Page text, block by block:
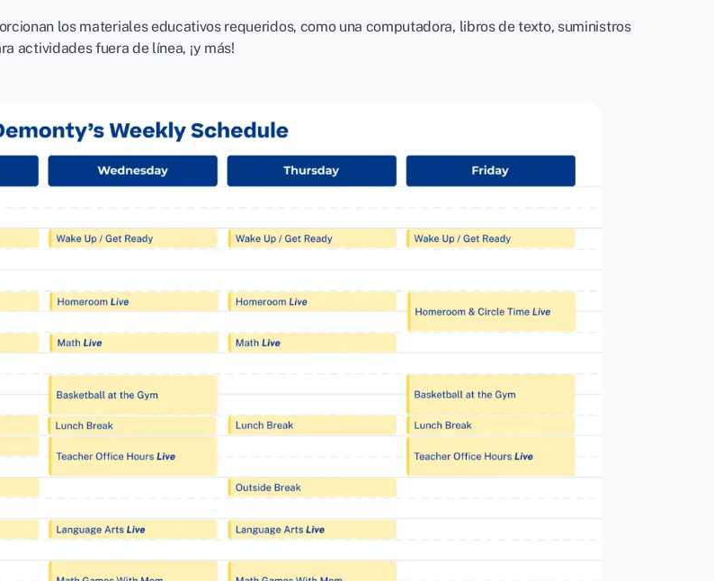
los materiales educativos requeridos, como una computadora, libros de texto, suministros
actividades fuera de línea, ¡y más!